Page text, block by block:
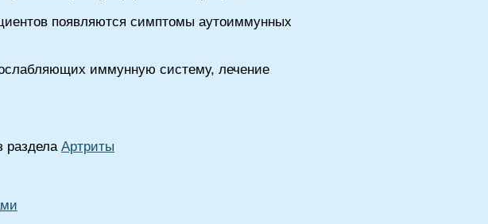
появляются симптомы аутоиммунных
иммунную систему, лечение
раздела Артриты